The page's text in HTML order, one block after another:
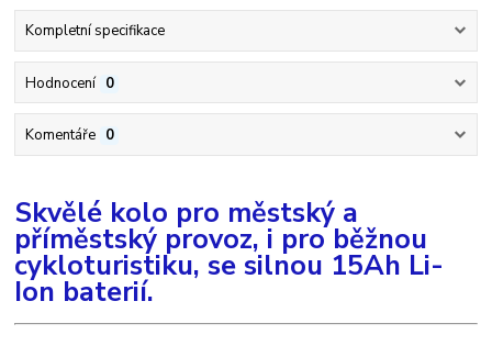
Kompletní specifikace
Hodnocení 0
Komentáře 0
Skvělé kolo pro městský a
příměstský provoz, i pro běžnou
cykloturistiku, se silnou 15Ah Li-
Ion baterií.